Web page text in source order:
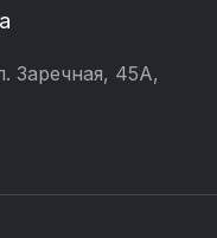
Заречная, 45А,